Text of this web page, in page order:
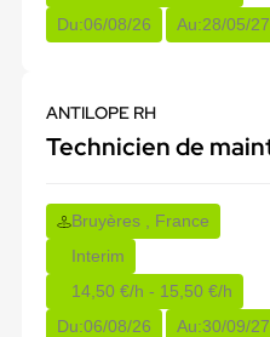
Du:06/08/26 Au:28/05/27
ANTILOPE RH
Technicien de
Bruyères , France
Interim
14,50 €/h - 15,50 €/h
Du:06/08/26 Au:30/09/27